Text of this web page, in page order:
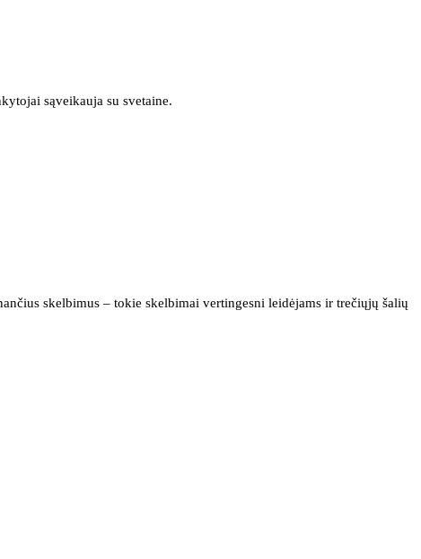
sąveikauja su svetaine.
skelbimus – tokie skelbimai vertingesni leidėjams ir trečiųjų šalių